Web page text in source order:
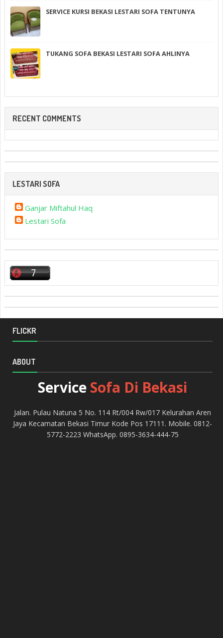
SERVICE KURSI BEKASI LESTARI SOFA TENTUNYA
TUKANG SOFA BEKASI LESTARI SOFA AHLINYA
RECENT COMMENTS
LESTARI SOFA
Ganjar Miftahul Haq
Lestari Sofa
FLICKR
ABOUT
Service Sofa Di Bekasi
Jalan. Pulau Natuna 5 No. 114 Rt/004 Rw/017 Kelurahan Aren
Jaya Kecamatan Bekasi Timur Kode Pos 17111. Mobile. 0812-
5772-2223 WhatsApp. 0895-3634-444-75